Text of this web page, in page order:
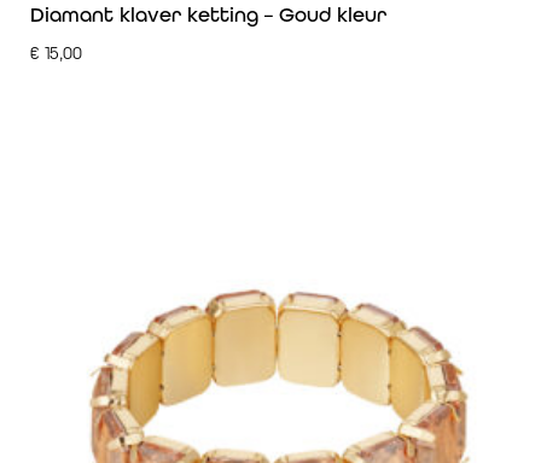
Diamant klaver ketting – Goud kleur
€ 15,00